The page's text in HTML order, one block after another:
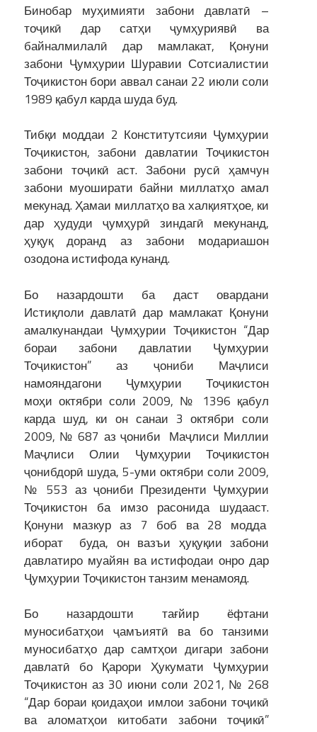
Бинобар муҳимияти забони давлатӣ –
тоҷикӣ дар сатҳи ҷумҳуриявӣ ва
байналмилалӣ дар мамлакат, Қонуни
забони Ҷумҳурии Шуравии Сотсиалистии
Тоҷикистон бори аввал санаи 22 июли соли
1989 қабул карда шуда буд.
Тибқи моддаи 2 Конститутсияи Ҷумҳурии
Тоҷикистон, забони давлатии Тоҷикистон
забони тоҷикӣ аст. Забони русӣ ҳамчун
забони муоширати байни миллатҳо амал
мекунад. Ҳамаи миллатҳо ва халқиятҳое, ки
дар ҳудуди ҷумҳурӣ зиндагӣ мекунанд,
ҳуқуқ доранд аз забони модариашон
озодона истифода кунанд.
Бо назардошти ба даст овардани
Истиқлоли давлатӣ дар мамлакат Қонуни
амалкунандаи Ҷумҳурии Тоҷикистон “Дар
бораи забони давлатии Ҷумҳурии
Тоҷикистон” аз ҷониби Маҷлиси
намояндагони Ҷумҳурии Тоҷикистон
моҳи октябри соли 2009, № 1396 қабул
карда шуд, ки он санаи 3 октябри соли
2009, № 687 аз ҷониби Маҷлиси Миллии
Маҷлиси Олии Ҷумҳурии Тоҷикистон
ҷонибдорӣ шуда, 5-уми октябри соли 2009,
№ 553 аз ҷониби Президенти Ҷумҳурии
Тоҷикистон ба имзо расонида шудааст.
Қонуни мазкур аз 7 боб ва 28 модда
иборат буда, он вазъи ҳуқуқии забони
давлатиро муайян ва истифодаи онро дар
Ҷумҳурии Тоҷикистон танзим менамояд.
Бо назардошти тағйир ёфтани
муносибатҳои ҷамъиятӣ ва бо танзими
муносибатҳо дар самтҳои дигари забони
давлатӣ бо Қарори Ҳукумати Ҷумҳурии
Тоҷикистон аз 30 июни соли 2021, № 268
“Дар бораи қоидаҳои имлои забони тоҷикӣ
ва аломатҳои китобати забони тоҷикӣ”